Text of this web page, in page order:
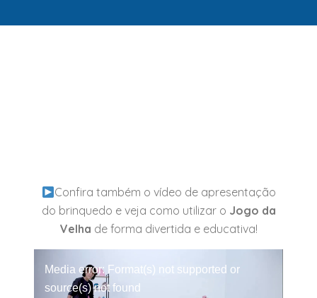
Confira também o vídeo de apresentação
do brinquedo e veja como utilizar o Jogo da
Velha de forma divertida e educativa!
de
vídeo
Media error: Format(s) not supported or
source(s) not found